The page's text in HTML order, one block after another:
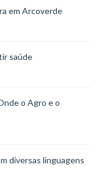
em Arcoverde
saúde
o Agro e o
diversas linguagens